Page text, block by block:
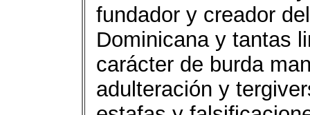
fundador y creador
Dominicana y tantas
carácter de burda
adulteración y